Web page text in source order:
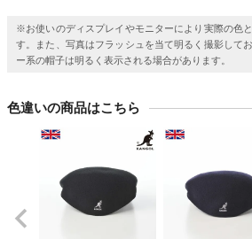
※お使いのディスプレイやモニターにより実際の色
す。また、写真はフラッシュを当て明るく撮影して
ー系の帽子は明るく表示される場合があります。
色違いの商品はこちら